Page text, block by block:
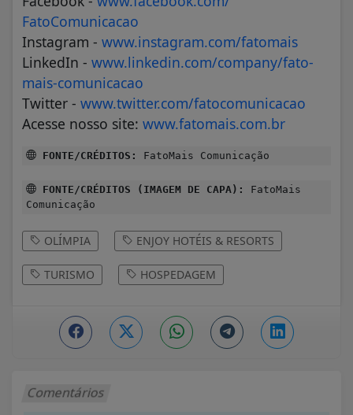
FatoComunicacao
Instagram - www.instagram.com/fatomais
LinkedIn - www.linkedin.com/company/fato-
mais-comunicacao
Twitter - www.twitter.com/fatocomunicacao
Acesse nosso site: www.fatomais.com.br
FONTE/CRÉDITOS: FatoMais Comunicação
FONTE/CRÉDITOS (IMAGEM DE CAPA):
FatoMais
Comunicação
OLÍMPIA ENJOY HOTÉIS & RESORTS
TURISMO HOSPEDAGEM
Comentários